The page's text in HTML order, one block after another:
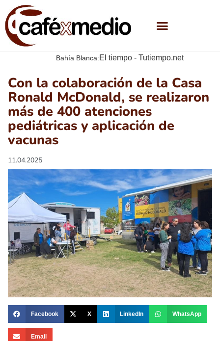
Bahía Blanca:El tiempo - Tutiempo.net
Con la colaboración de la Casa
Ronald McDonald, se realizaron
más de 400 atenciones
pediátricas y aplicación de
vacunas
11.04.2025
Facebook X LinkedIn WhatsApp
Email